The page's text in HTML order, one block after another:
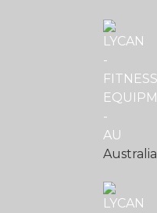
Australia